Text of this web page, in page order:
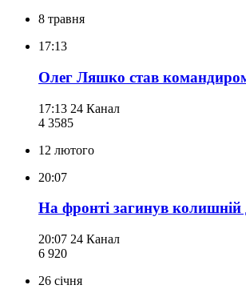
8 травня
17:13
Олег Ляшко став
17:13 24 Канал
4 3585
12 лютого
20:07
На фронті загинув
20:07 24 Канал
6 920
26 січня